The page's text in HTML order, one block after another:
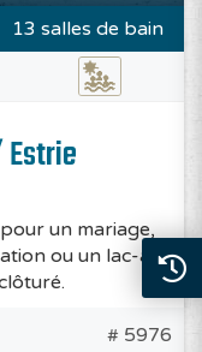
13 salles de bain
un mariage,
ou un lac-à-
# 5976